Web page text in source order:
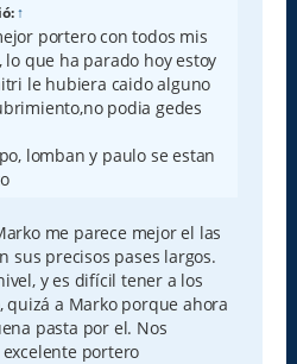
↑
portero con todos mis
lo que ha parado hoy estoy
le hubiera caido alguno
podia gedes
lomban y paulo se estan
me parece mejor el las
sus precisos pases largos.
y es difícil tener a los
quizá a Marko porque ahora
pasta por el. Nos
portero